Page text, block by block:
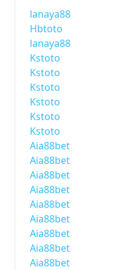
lanaya88
Hbtoto
lanaya88
Kstoto
Kstoto
Kstoto
Kstoto
Kstoto
Kstoto
Aia88bet
Aia88bet
Aia88bet
Aia88bet
Aia88bet
Aia88bet
Aia88bet
Aia88bet
Aia88bet